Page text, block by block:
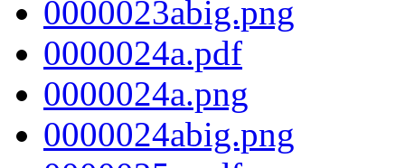
0000023abig.png
0000024a.pdf
0000024a.png
0000024abig.png